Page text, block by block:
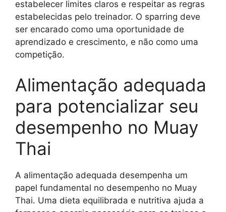
estabelecer limites claros e respeitar as regras
estabelecidas pelo treinador. O sparring deve
ser encarado como uma oportunidade de
aprendizado e crescimento, e não como uma
competição.
Alimentação adequada
para potencializar seu
desempenho no Muay
Thai
A alimentação adequada desempenha um
papel fundamental no desempenho no Muay
Thai. Uma dieta equilibrada e nutritiva ajuda a